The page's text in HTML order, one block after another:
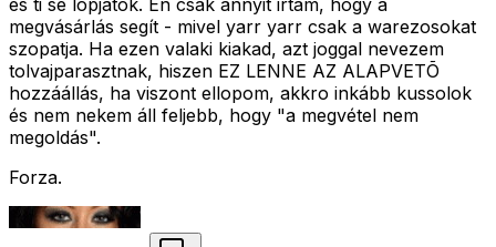
és ti se lopjatok. Én csak annyit irtam, hogy a
megvásárlás segít - mivel yarr yarr csak a warezosokat
szopatja. Ha ezen valaki kiakad, azt joggal nevezem
tolvajparasztnak, hiszen EZ LENNE AZ ALAPVETÕ
hozzáállás, ha viszont ellopom, akkro inkább kussolok
és nem nekem áll feljebb, hogy "a megvétel nem
megoldás".
Forza.